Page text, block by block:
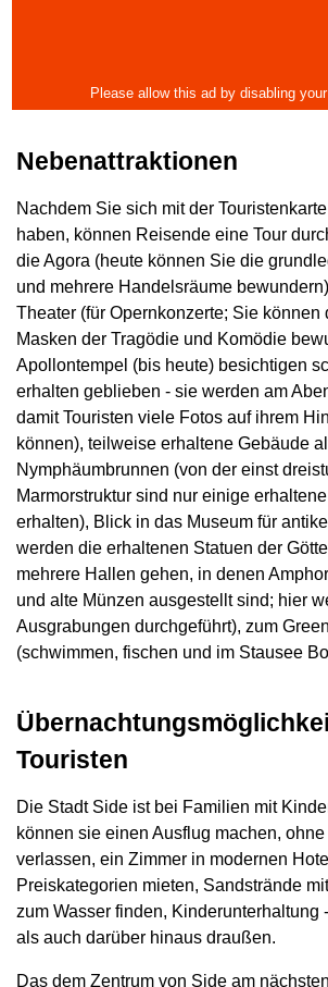
Nebenattraktionen
Nachdem Sie sich mit der
haben, können Reisende eine Tour
die Agora (heute können Sie die
und mehrere Handelsräume
Theater (für Opernkonzerte; Sie können
Masken der Tragödie und Komödie
Apollontempel (bis heute) besichtigen
erhalten geblieben - sie werden am
damit Touristen viele Fotos auf ihrem
können), teilweise erhaltene Gebäude
Nymphäumbrunnen (von der einst
Marmorstruktur sind nur einige
erhalten), Blick in das Museum für
werden die erhaltenen Statuen der
mehrere Hallen gehen, in denen
und alte Münzen ausgestellt sind; hier
Ausgrabungen durchgeführt), zum
(schwimmen, fischen und im Stausee
Touristen
Die Stadt Side ist bei Familien mit
können sie einen Ausflug machen,
verlassen, ein Zimmer in modernen
Preiskategorien mieten, Sandstrände
zum Wasser finden, Kinderunterhaltung
als auch darüber hinaus draußen.
Das dem Zentrum von Side am